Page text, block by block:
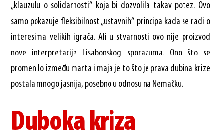
„klauzulu o solidarnosti“ koja bi dozvolila takav potez. Ovo
samo pokazuje fleksibilnost „ustavnih“ principa kada se radi o
interesima velikih igrača. Ali u stvarnosti ovo nije proizvod
nove interpretacije Lisabonskog sporazuma. Ono što se
promenilo između marta i maja je to što je prava dubina krize
postala mnogo jasnija, posebno u odnosu na Nemačku.
Duboka kriza